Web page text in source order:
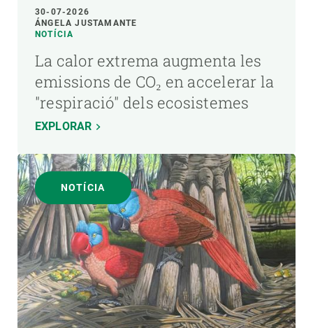
30-07-2026
ÁNGELA JUSTAMANTE
NOTÍCIA
La calor extrema augmenta les
emissions de CO₂ en accelerar la
"respiració" dels ecosistemes
EXPLORAR
NOTÍCIA